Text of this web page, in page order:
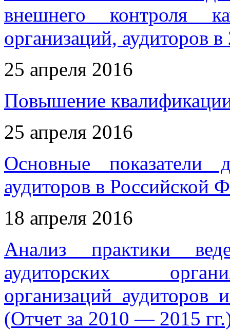
внешнего контроля
организаций, аудиторов
25 апреля 2016
Повышение
25 апреля 2016
Основные показатели
аудиторов в Российской
18 апреля 2016
Анализ практики
аудиторских
организаций аудиторов
(Отчет за 2010 — 2015